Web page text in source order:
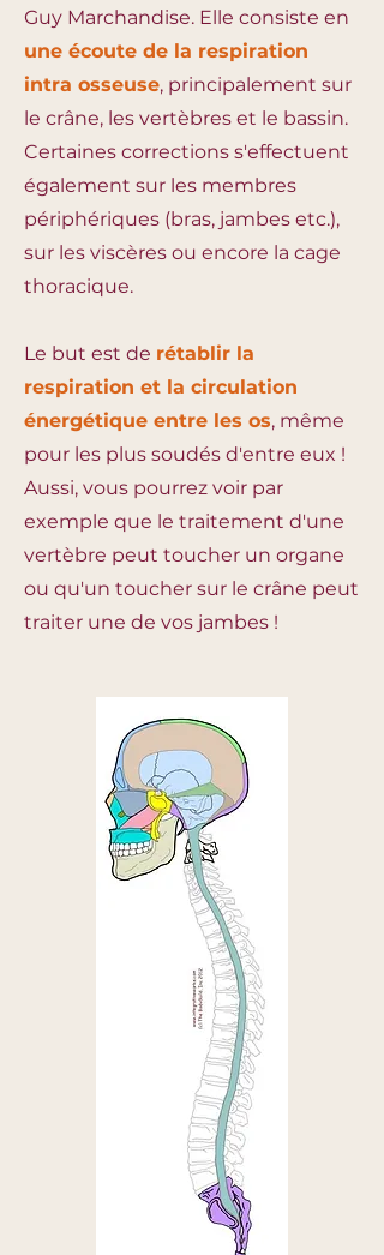
Guy Marchandise. Elle consiste en
une écoute de la respiration
intra osseuse, principalement sur
le crâne, les vertèbres et le bassin.
Certaines corrections s'effectuent
également sur les membres
périphériques (bras, jambes etc.),
sur les viscères ou encore la cage
thoracique.
Le but est de rétablir la
respiration et la circulation
énergétique entre les os, même
pour les plus soudés d'entre eux !
Aussi, vous pourrez voir par
exemple que le traitement d'une
vertèbre peut toucher un organe
ou qu'un toucher sur le crâne peut
traiter une de vos jambes !